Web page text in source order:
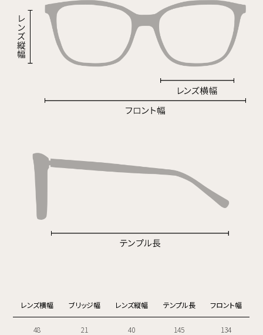
レンズ横幅 ブリッジ幅 レンズ縦幅 テンプル長 フロント幅
48 21 40 145 134